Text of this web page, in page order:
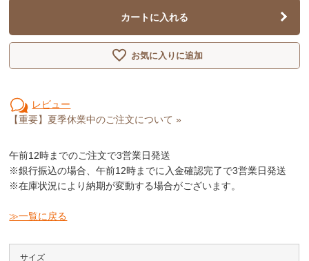
カートに入れる
お気に入りに追加
レビュー
【重要】夏季休業中のご注文について »
午前12時までのご注文で3営業日発送
※銀行振込の場合、午前12時までに入金確認完了で3営業日発送
※在庫状況により納期が変動する場合がございます。
≫一覧に戻る
サイズ